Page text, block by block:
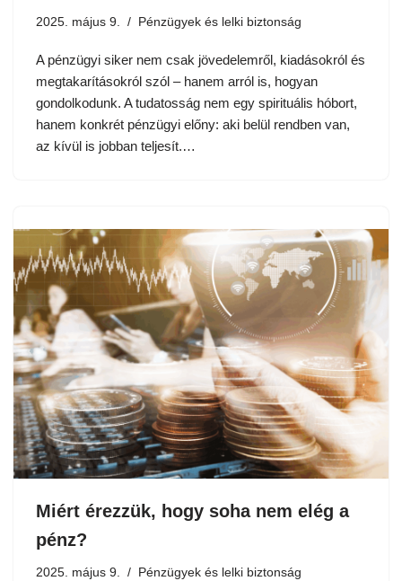
2025. május 9. Pénzügyek és lelki biztonság
A pénzügyi siker nem csak jövedelemről, kiadásokról és
megtakarításokról szól – hanem arról is, hogyan
gondolkodunk. A tudatosság nem egy spirituális hóbort,
hanem konkrét pénzügyi előny: aki belül rendben van,
az kívül is jobban teljesít.…
Miért érezzük, hogy soha nem elég a
pénz?
2025. május 9. Pénzügyek és lelki biztonság